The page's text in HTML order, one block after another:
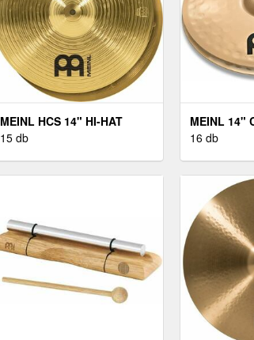
MEINL HCS 14" HI-HAT
15 db
MEINL 14"
CUSTOM
16 db